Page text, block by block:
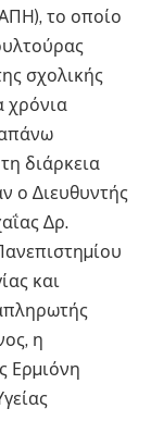
το οποίο
σχολικής
χρόνια
διάρκεια
ο ∆ιευθυντής
∆ρ.
και
η
Ερµιόνη